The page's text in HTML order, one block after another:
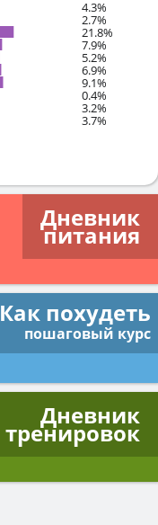
4.3%
2.7%
21.8%
7.9%
5.2%
6.9%
9.1%
0.4%
3.2%
3.7%
Дневник
питания
Как похудеть
пошаговый курс
Дневник
тренировок